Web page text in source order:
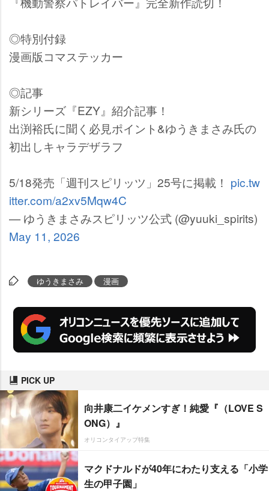
◎特別付録
漫画版コマステッカー
◎記事
新シリーズ『EZY』紹介記事！
出渕裕氏に聞く必見ポイント&ゆうきまさみ氏の
初出しキャラデザラフ
5/18発売「週刊スピリッツ」25号に掲載！ pic.tw
itter.com/a2xv5Mqw4C
— ゆうきまさみスピリッツ公式 (@yuuki_spirits)
May 11, 2026
ゆうきまさみ 漫画
PICK UP
向井康二イケメンすぎ！純愛『（LOVE S
ONG）』
オリコンタイアップ特集
マクドナルドが40年にわたり支える「小学
生の甲子園」